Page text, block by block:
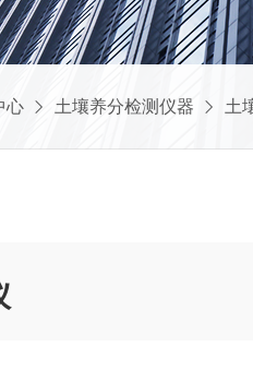
心 土壤养分检测仪器 土